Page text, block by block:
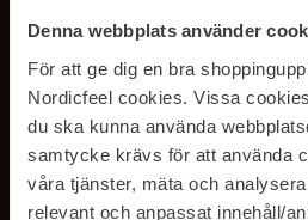
Denna webbplats använder
För att ge dig en bra
Nordicfeel cookies. Vissa
du ska kunna använda
samtycke krävs för att använda
våra tjänster, mäta och
relevant och anpassat innehåll/
SUBSCRIBE TO
NEWSLETTER
Sähköposti
Tilaamalla hyväksyt